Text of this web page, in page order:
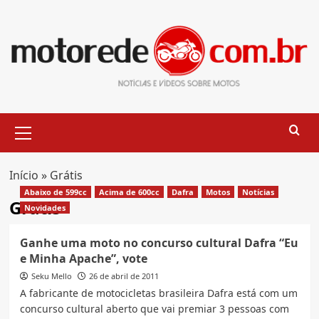
content
Menu
Início » Grátis
Grátis
Abaixo de 599cc Acima de 600cc Dafra Motos
Notícias
Novidades
Ganhe uma moto no concurso cultural Dafra “Eu
e Minha Apache”, vote
Seku Mello 26 de abril de 2011
A fabricante de motocicletas brasileira Dafra está com um
concurso cultural aberto que vai premiar 3 pessoas com